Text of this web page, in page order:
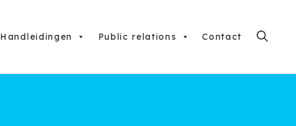
Handleidingen Public relations Contact